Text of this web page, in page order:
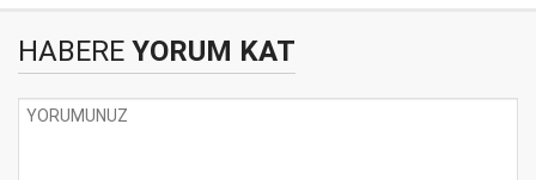
HABERE YORUM KAT